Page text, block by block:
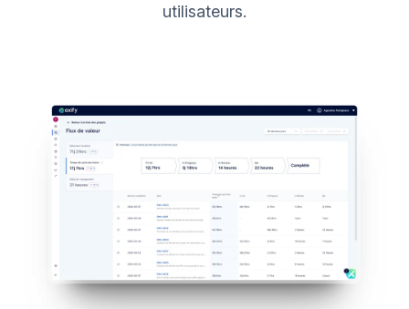
utilisateurs.